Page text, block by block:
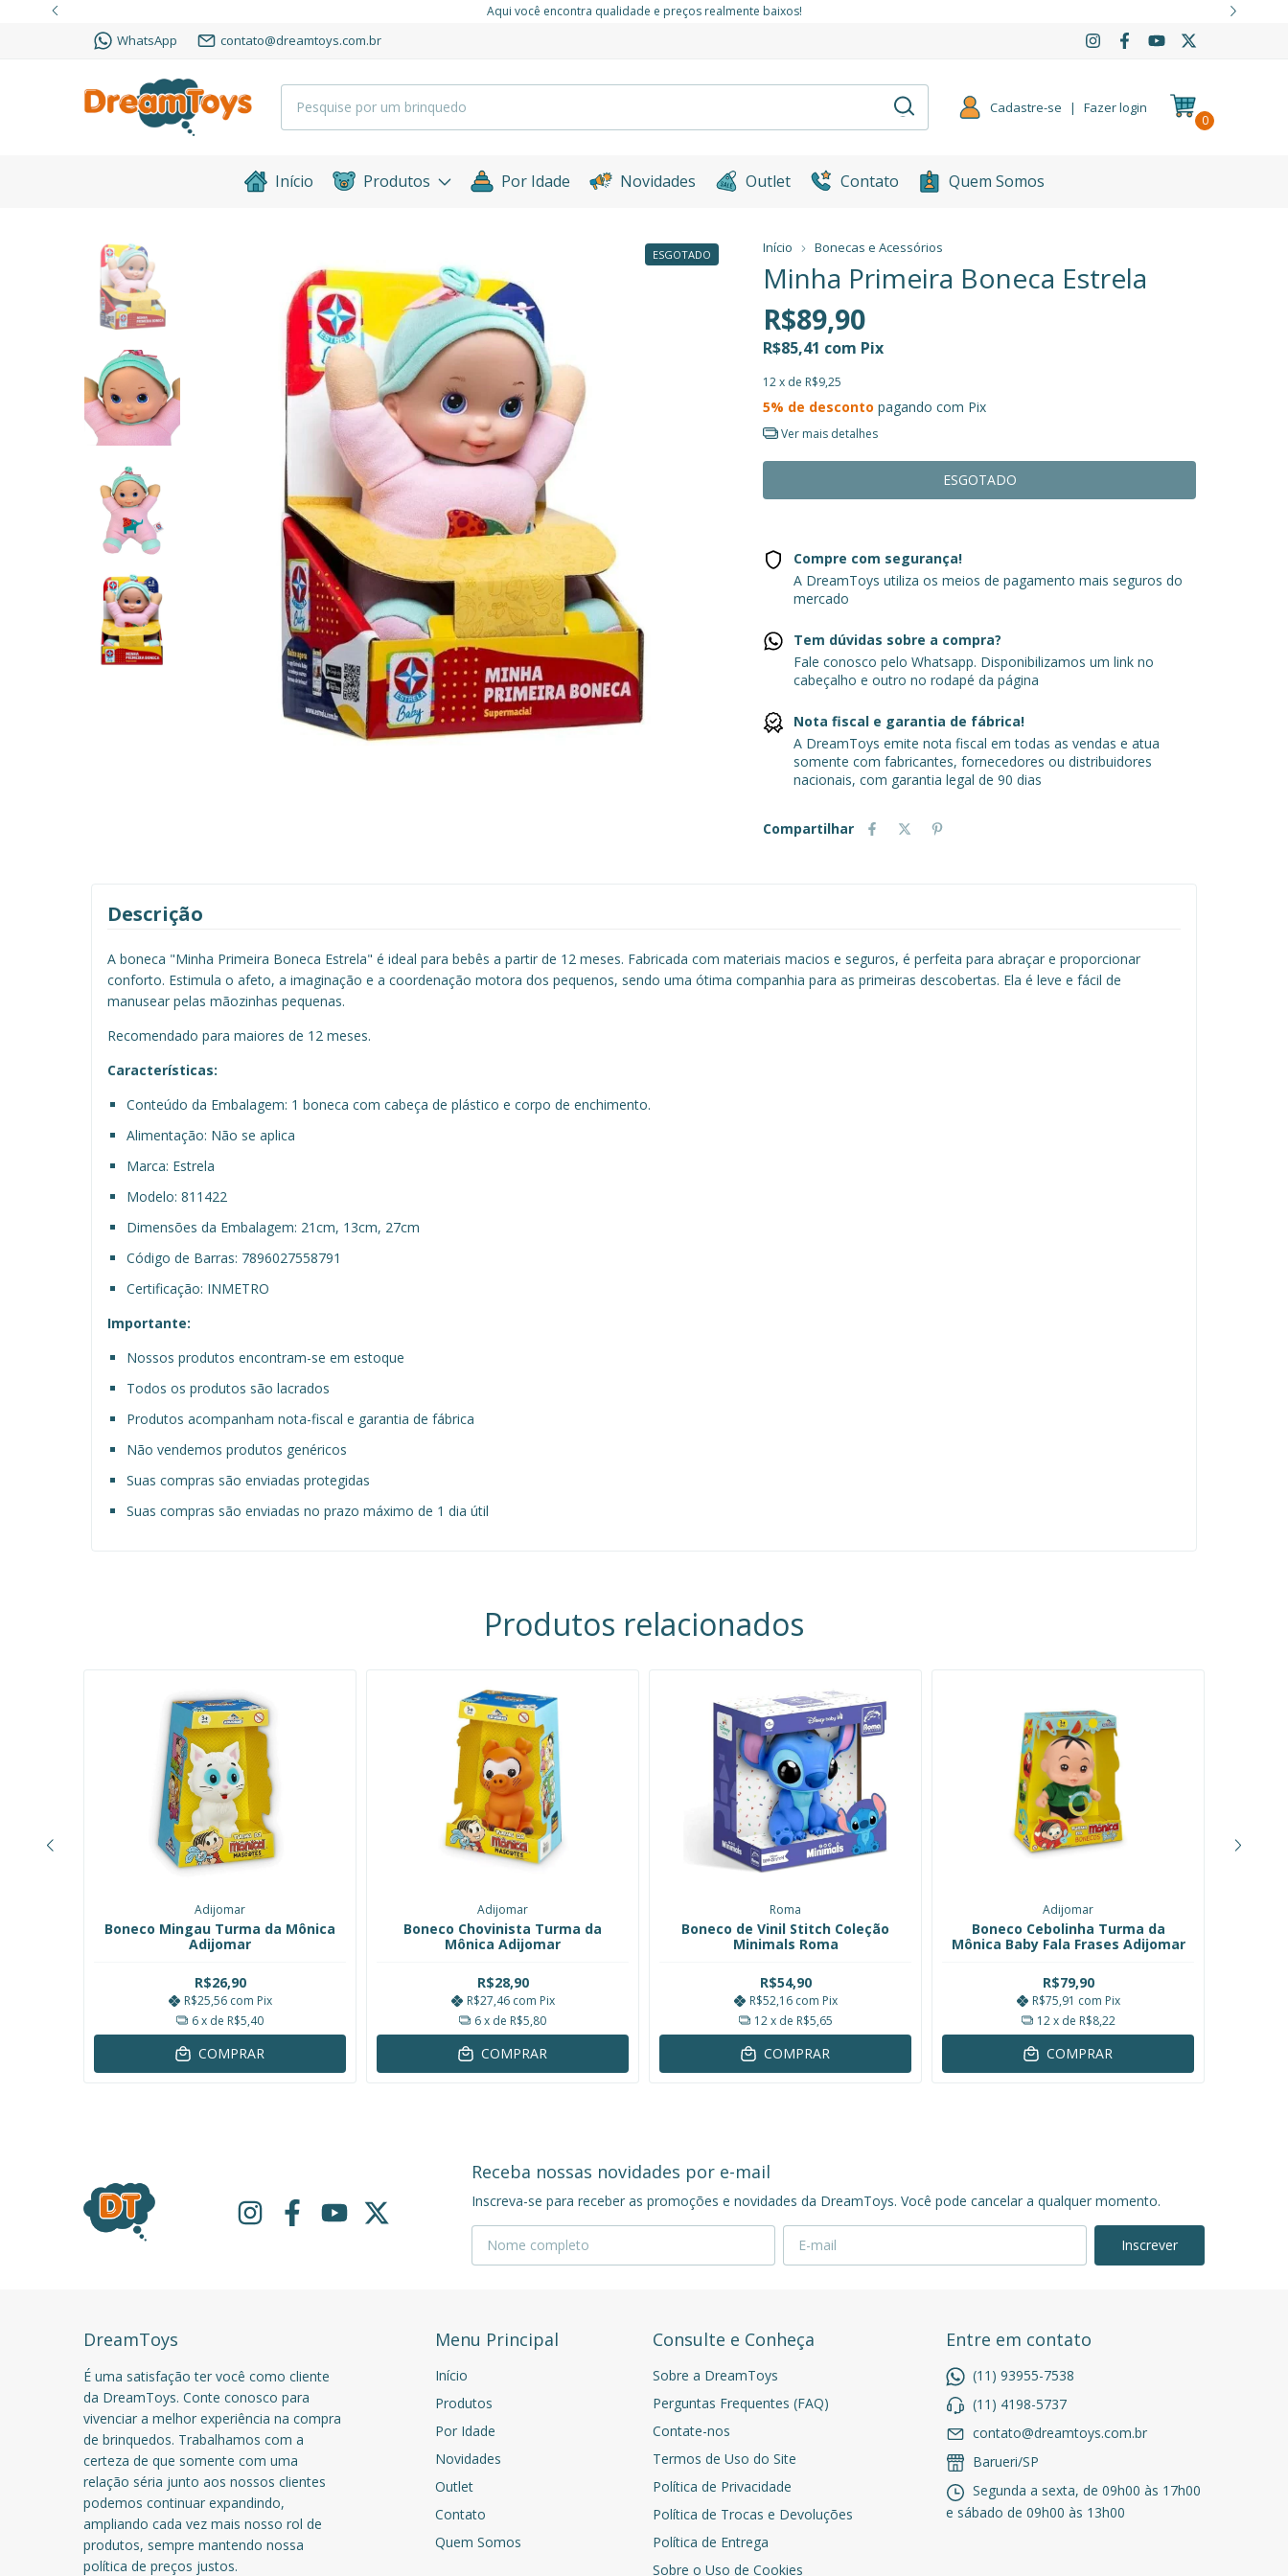
Aqui você encontra qualidade e preços realmente baixos!
WhatsApp contato@dreamtoys.com.br
Cadastre-se | Fazer login
0
Início Produtos Por Idade Novidades Outlet Contato Quem Somos
ESGOTADO Início Bonecas e Acessórios
Minha Primeira Boneca Estrela
R$89,90
R$85,41 com Pix
12x de R$9,25
5% de desconto pagando com Pix
Ver mais detalhes
Compre com segurança!
A DreamToys utiliza os meios de pagamento mais seguros do
mercado
Tem dúvidas sobre a compra?
Fale conosco pelo Whatsapp. Disponibilizamos um link no
cabeçalho e outro no rodapé da página
Nota fiscal e garantia de fábrica!
A DreamToys emite nota fiscal em todas as vendas e atua
somente com fabricantes, fornecedores ou distribuidores
nacionais, com garantia legal de 90 dias
Compartilhar
Descrição
A boneca "Minha Primeira Boneca Estrela" é ideal para bebês a partir de 12 meses. Fabricada com materiais macios e seguros, é perfeita para abraçar e proporcionar
conforto. Estimula o afeto, a imaginação e a coordenação motora dos pequenos, sendo uma ótima companhia para as primeiras descobertas. Ela é leve e fácil de
manusear pelas mãozinhas pequenas.
Recomendado para maiores de 12 meses.
Características:
Conteúdo da Embalagem: 1 boneca com cabeça de plástico e corpo de enchimento.
Alimentação: Não se aplica
Marca: Estrela
Modelo: 811422
Dimensões da Embalagem: 21cm, 13cm, 27cm
Código de Barras: 7896027558791
Certificação: INMETRO
Importante:
Nossos produtos encontram-se em estoque
Todos os produtos são lacrados
Produtos acompanham nota-fiscal e garantia de fábrica
Não vendemos produtos genéricos
Suas compras são enviadas protegidas
Suas compras são enviadas no prazo máximo de 1 dia útil
Produtos relacionados
Adijomar
Boneco Mingau Turma da Mônica
Adijomar
R$26,90
R$25,56 com Pix
6x de R$5,40
COMPRAR
Adijomar
Boneco Chovinista Turma da
Mônica Adijomar
R$28,90
R$27,46 com Pix
6x de R$5,80
COMPRAR
Roma
Boneco de Vinil Stitch Coleção
Minimals Roma
R$54,90
R$52,16 com Pix
12 x de R$5,65
COMPRAR
Adijomar
Boneco Cebolinha Turma da
Mônica Baby Fala Frases Adijomar
R$79,90
R$75,91 com Pix
12 x de R$8,22
COMPRAR
Receba nossas novidades por e-mail
Inscreva-se para receber as promoções e novidades da DreamToys. Você pode cancelar a qualquer momento.
DreamToys
É uma satisfação ter você como cliente
da DreamToys. Conte conosco para
vivenciar a melhor experiência na compra
de brinquedos. Trabalhamos com a
certeza de que somente com uma
relação séria junto aos nossos clientes
podemos continuar expandindo,
ampliando cada vez mais nosso rol de
produtos, sempre mantendo nossa
política de preços justos.
Menu Principal
Início
Produtos
Por Idade
Novidades
Outlet
Contato
Quem Somos
Consulte e Conheça
Sobre a DreamToys
Perguntas Frequentes (FAQ)
Contate-nos
Termos de Uso do Site
Política de Privacidade
Política de Trocas e Devoluções
Política de Entrega
Sobre o Uso de Cookies
Entre em contato
(11) 93955-7538
(11) 4198-5737
contato@dreamtoys.com.br
Barueri/SP
Segunda a sexta, de 09h00 às 17h00
e sábado de 09h00 às 13h00